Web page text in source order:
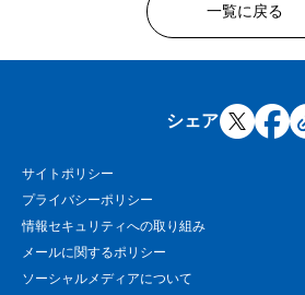
一覧に戻る
シェア
サイトポリシー
プライバシーポリシー
情報セキュリティへの取り組み
メールに関するポリシー
ソーシャルメディアについて